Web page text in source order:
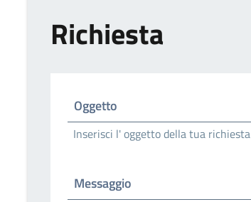
Richiesta
Oggetto
Inserisci l' oggetto della tua richiesta
Messaggio